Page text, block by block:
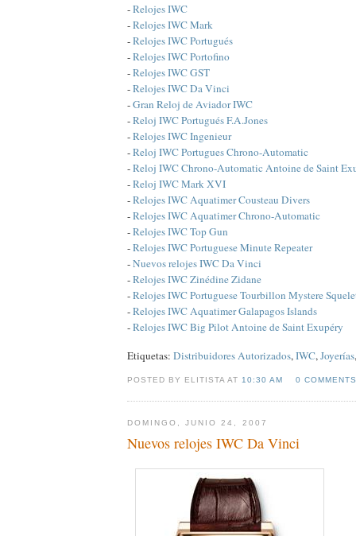
-Relojes IWC
-Relojes IWC Mark
-Relojes IWC Portugués
-Relojes IWC Portofino
-Relojes IWC GST
-Relojes IWC Da Vinci
-Gran Reloj de Aviador IWC
-Reloj IWC Portugués F.A.Jones
-Relojes IWC Ingenieur
-Reloj IWC Portugues Chrono-Automatic
-Reloj IWC Chrono-Automatic Antoine de Saint
-Reloj IWC Mark XVI
-Relojes IWC Aquatimer Cousteau Divers
-Relojes IWC Aquatimer Chrono-Automatic
-Relojes IWC Top Gun
-Relojes IWC Portuguese Minute Repeater
-Nuevos relojes IWC Da Vinci
-Relojes IWC Zinédine Zidane
-Relojes IWC Portuguese Tourbillon Mystere
-Relojes IWC Aquatimer Galapagos Islands
-Relojes IWC Big Pilot Antoine de Saint Exupéry
Etiquetas: Distribuidores Autorizados,IWC,Joyerías
POSTED BY ELITISTA AT 10:30 AM 0 COMMENTS
DOMINGO, JUNIO 24, 2007
Nuevos relojes IWC Da Vinci